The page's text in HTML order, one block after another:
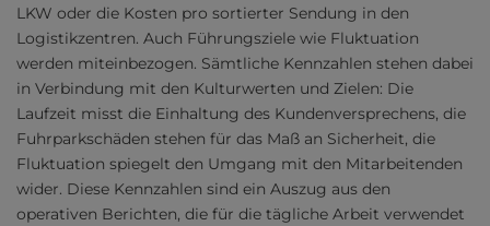
LKW oder die Kosten pro sortierter Sendung in den
Logistikzentren. Auch Führungsziele wie Fluktuation
werden miteinbezogen. Sämtliche Kennzahlen stehen dabei
in Verbindung mit den Kulturwerten und Zielen: Die
Laufzeit misst die Einhaltung des Kundenversprechens, die
Fuhrparkschäden stehen für das Maß an Sicherheit, die
Fluktuation spiegelt den Umgang mit den Mitarbeitenden
wider. Diese Kennzahlen sind ein Auszug aus den
operativen Berichten, die für die tägliche Arbeit verwendet